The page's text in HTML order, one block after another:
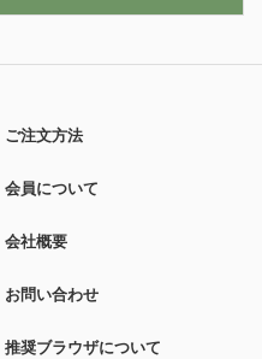
ご注文方法
会員について
会社概要
お問い合わせ
推奨ブラウザについて